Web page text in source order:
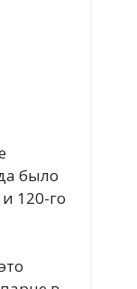
было
120-го